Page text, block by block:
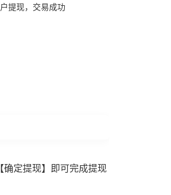
提现，交易成功
定提现】即可完成提现